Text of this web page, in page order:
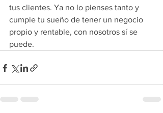
tus clientes. Ya no lo pienses tanto y
cumple tu sueño de tener un negocio
propio y rentable, con nosotros sí se
puede.